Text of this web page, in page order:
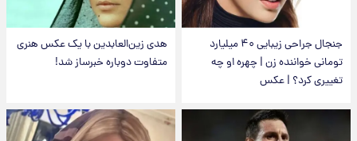
جنجال جراحی زیبایی ۴۰ میلیارد
تومانی خواننده زن | چهره او چه
تغییری کرد؟ | عکس
هدی زین‌العابدین با یک عکس هنری
متفاوت دوباره خبرساز شد!